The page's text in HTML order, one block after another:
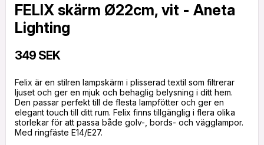
FELIX skärm Ø22cm, vit - Aneta
Lighting
349 SEK
Felix är en stilren lampskärm i plisserad textil som filtrerar
ljuset och ger en mjuk och behaglig belysning i ditt hem.
Den passar perfekt till de flesta lampfötter och ger en
elegant touch till ditt rum. Felix finns tillgänglig i flera olika
storlekar för att passa både golv-, bords- och vägglampor.
Med ringfäste E14/E27.